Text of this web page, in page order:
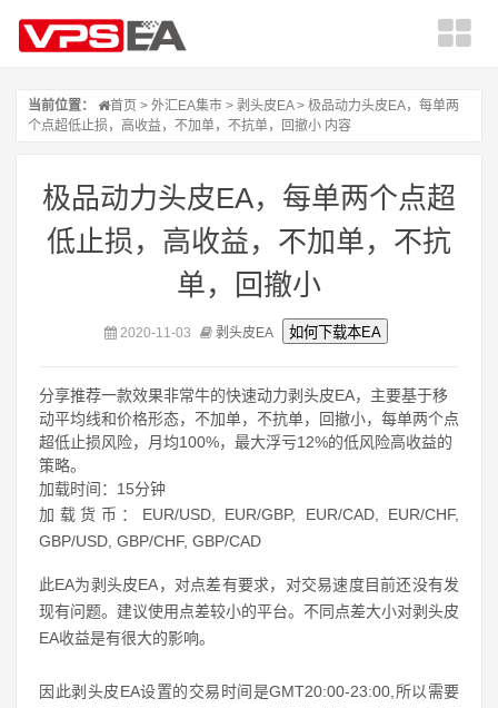
当前位置： 首页 > 外汇EA集市 > 剥头皮EA> 极品动力头皮EA，每单两
个点超低止损，高收益，不加单，不抗单，回撤小 内容
极品动力头皮EA，每单两个点超
低止损，高收益，不加单，不抗
单，回撤小
2020-11-03 剥头皮EA
分享推荐一款效果非常牛的快速动力剥头皮EA，主要基于移
动平均线和价格形态，不加单，不抗单，回撤小，每单两个点
超低止损风险，月均100%，最大浮亏12%的低风险高收益的
策略。
加载时间：15分钟
加载货币：EUR/USD, EUR/GBP, EUR/CAD, EUR/CHF,
GBP/USD, GBP/CHF, GBP/CAD
此EA为剥头皮EA，对点差有要求，对交易速度目前还没有发
现有问题。建议使用点差较小的平台。不同点差大小对剥头皮
EA收益是有很大的影响。
因此剥头皮EA设置的交易时间是GMT20:00-23:00,所以需要